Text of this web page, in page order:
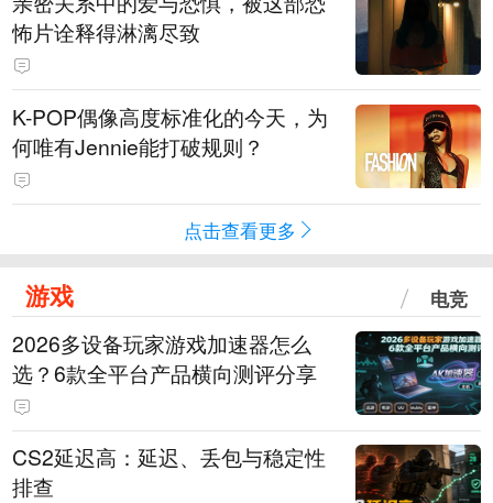
怖片诠释得淋漓尽致
K-POP偶像高度标准化的今天，为
何唯有Jennie能打破规则？
点击查看更多
游戏 电竞
2026多设备玩家游戏加速器怎么
选？6款全平台产品横向测评分享
CS2延迟高：延迟、丢包与稳定性
排查